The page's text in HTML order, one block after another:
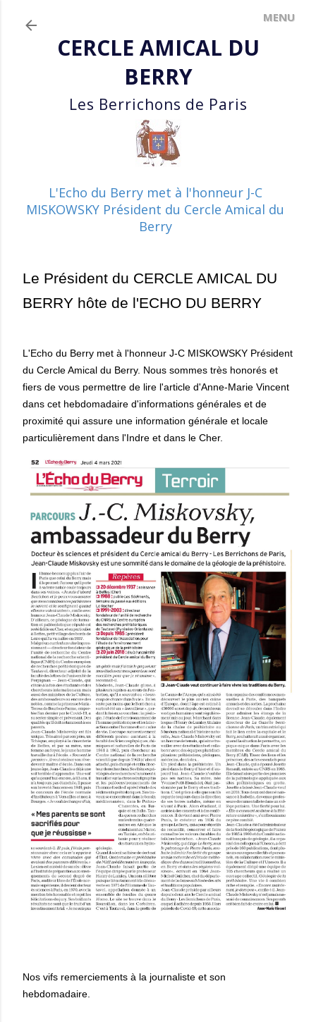
CERCLE AMICAL DU
BERRY
Les Berrichons de Paris
L'Echo du Berry met à l'honneur J-C
MISKOWSKY Président du Cercle Amical du
Berry
Le Président du CERCLE AMICAL DU
BERRY hôte de l'ECHO DU BERRY
L'Echo du Berry met à l'honneur J-C MISKOWSKY Président
du Cercle Amical du Berry. Nous sommes très honorés et
fiers de vous permettre de lire l'article d'Anne-Marie Vincent
dans cet hebdomadaire d'informations générales et de
proximité qui assure une information générale et locale
particulièrement dans l'Indre et dans le Cher.
Nos vifs remerciements à la journaliste et son
hebdomadaire.